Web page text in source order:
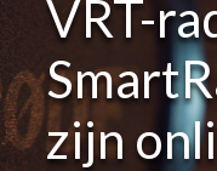
VRT-
zijn